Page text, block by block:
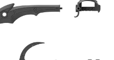
上)免運費
唷。